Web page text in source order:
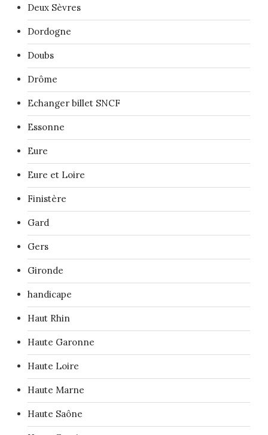
Deux Sèvres
Dordogne
Doubs
Drôme
Echanger billet SNCF
Essonne
Eure
Eure et Loire
Finistère
Gard
Gers
Gironde
handicape
Haut Rhin
Haute Garonne
Haute Loire
Haute Marne
Haute Saône